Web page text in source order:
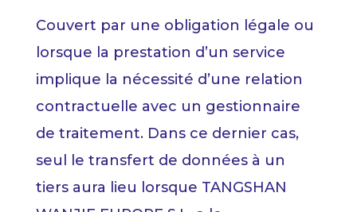
Couvert par une obligation légale ou
lorsque la prestation d’un service
implique la nécessité d’une relation
contractuelle avec un gestionnaire
de traitement. Dans ce dernier cas,
seul le transfert de données à un
tiers aura lieu lorsque TANGSHAN